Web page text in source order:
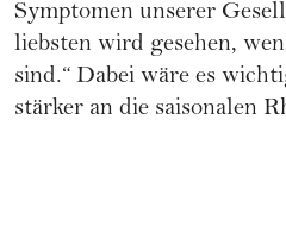
Symptomen unserer
liebsten wird gesehen,
sind.“ Dabei wäre es
stärker an die saisonalen